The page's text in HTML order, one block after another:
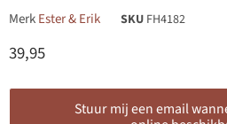
MerkEster & Erik SKU FH4182
Huidige prijs
39,95
Stuur mij een email